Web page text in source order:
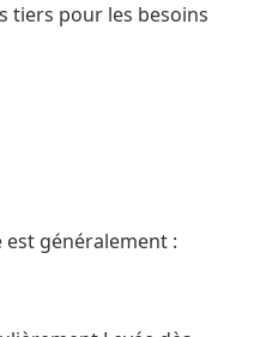
tiers pour les besoins
généralement :